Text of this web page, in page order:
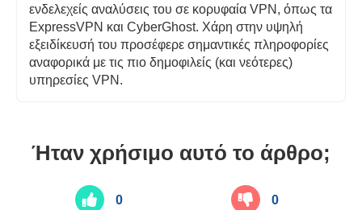
ενδελεχείς αναλύσεις του σε κορυφαία VPN, όπως τα
ExpressVPN και CyberGhost. Χάρη στην υψηλή
εξειδίκευσή του προσέφερε σημαντικές πληροφορίες
αναφορικά με τις πιο δημοφιλείς (και νεότερες)
υπηρεσίες VPN.
Ήταν χρήσιμο αυτό το άρθρο;
0 0